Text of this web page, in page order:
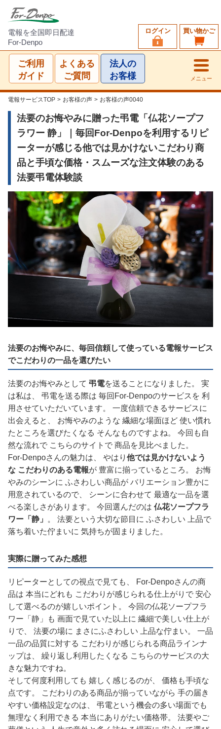
電報を全国即日配達
For-Denpo
買い物かご
ログイン
ご利用
ガイド
よくある
ご質問
法人の
お客様
メニュー
電報サービスTOP > お客様の声 > お客様の声0040
法要のお悔やみに贈った弔電「仏花ソープフ
ラワー 静」｜毎回For-Denpoを利用するリピ
ーターが感じる他では見かけないこだわり商
品と手頃な価格・スムーズな注文体験のある
法要弔電体験談
法要のお悔やみに、毎回信頼して使っている電報サービス
でこだわりの一品を選びたい
法要のお悔やみとして 弔電を送ることになりました。 実
は私は、 弔電を送る際は 毎回For-Denpoのサービスを 利
用させていただいています。 一度信頼できるサービスに
出会えると、 お悔やみのような 繊細な場面ほど 使い慣れ
たところを選びたくなる そんなものですよね。 今回も自
然な流れで こちらのサイトで 商品を見比べました。
For-Denpoさんの魅力は、 やはり 他では見かけないよう
な こだわりのある電報が 豊富に揃っているところ。 お悔
やみのシーンに ふさわしい商品が バリエーション豊かに
用意されているので、 シーンに合わせて 最適な一品を選
べる楽しさがあります。 今回選んだのは 仏花ソープフラ
ワー「静」
。 法要という大切な節目に ふさわしい 上品で
落ち着いた佇まいに 気持ちが固まりました。
実際に贈ってみた感想
リピーターとしての視点で見ても、 For-Denpoさんの商
品は 本当にどれも こだわりが感じられる仕上がりで 安心
して選べるのが嬉しいポイント。 今回の仏花ソープフラ
ワー「静」も 画面で見ていた以上に 繊細で美しい仕上が
りで、 法要の場に まさにふさわしい 上品な佇まい。 一品
一品の品質に対する こだわりが感じられる商品ラインナ
ップは、 繰り返し利用したくなる こちらのサービスの大
きな魅力ですね。
そして何度利用しても 嬉しく感じるのが、 価格も手頃な
点です。 こだわりのある商品が揃っていながら 手の届き
やすい価格設定なのは、 弔電という機会の多い場面でも
無理なく利用できる 本当にありがたい価格帯。 法要やご